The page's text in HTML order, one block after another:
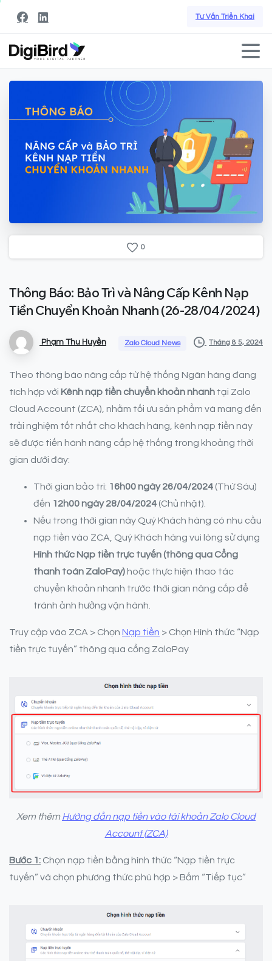
Tư Vấn Triển Khai
0
Thông Báo: BảoTrìvà NângCấp Kênh Nạp
TiềnChuyển Khoản Nhanh(26-28/04/2024)
Phạm Thu Huyền Zalo Cloud News Tháng 8 5, 2024
Theo thông báo nâng cấp từ hệ thống Ngân hàng đang
tích hợp với Kênh nạp tiền chuyển khoản nhanh tại Zalo
Cloud Account (ZCA), nhằm tối ưu sản phẩm và mang đến
trải nghiệm tốt nhất cho khách hàng, kênh nạp tiền này
sẽ được tiến hành nâng cấp hệ thống trong khoảng thời
gian dưới đây:
Thời gian bảo trì: 16h00 ngày 26/04/2024(Thứ Sáu)
đến 12h00 ngày 28/04/2024(Chủ nhật).
Nếu trong thời gian này Quý Khách hàng có nhu cầu
nạp tiền vào ZCA, Quý Khách hàng vui lòng sử dụng
Hình thức Nạp tiền trực tuyến (thông qua Cổng
thanh toán ZaloPay) hoặc thực hiện thao tác
chuyển khoản nhanh trước thời gian nâng cấp để
tránh ảnh hưởng vận hành.
Truy cập vào ZCA > Chọn Nạp tiền > Chọn Hình thức “Nạp
tiền trực tuyến” thông qua cổng ZaloPay
Xem thêmHướng dẫn nạp tiền vào tài khoản Zalo Cloud
Account (ZCA)
Bước 1: Chọn nạp tiền bằng hình thức “Nạp tiền trực
tuyến” và chọn phương thức phù hợp > Bấm “Tiếp tục”